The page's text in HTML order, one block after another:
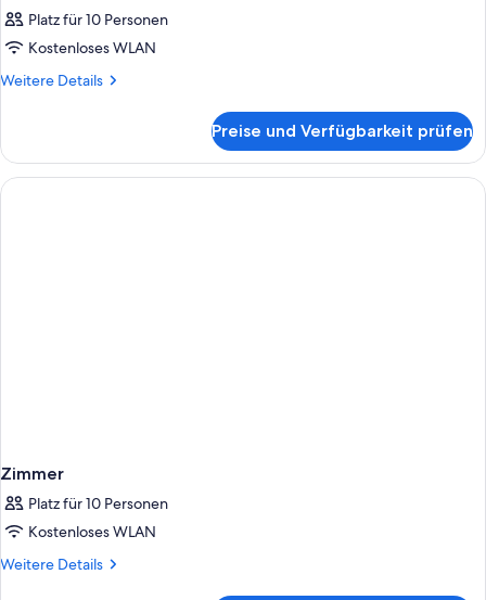
Platz für 10 Personen
Kostenloses WLAN
Weitere Details
Weitere
Preise und Verfügbarkeit prüfen
Zimmer
Platz für 10 Personen
Kostenloses WLAN
Weitere Details
Weitere